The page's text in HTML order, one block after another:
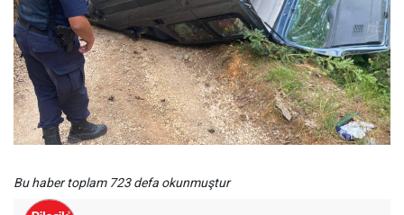
Bu haber toplam 723 defa okunmuştur